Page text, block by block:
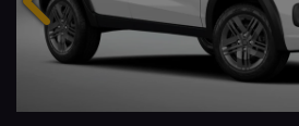
Anterior